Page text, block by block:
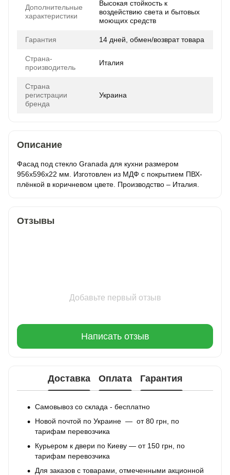
Дополнительные
характеристики
Высокая стойкость к
воздействию света и бытовых
моющих средств
Гарантия 14 дней, обмен/возврат товара
Страна-
производитель
Италия
Страна
регистрации
бренда
Украина
Описание
Фасад под стекло Granada для кухни размером
956х596х22 мм. Изготовлен из МДФ с покрытием ПВХ-
плёнкой в коричневом цвете. Производство – Италия.
Отзывы
Добавьте первый отзыв
Написать отзыв
Доставка Оплата Гарантия
Самовывоз со склада - бесплатно
Новой почтой по Украине — от 80 грн, по
тарифам перевозчика
Курьером к двери по Киеву — от 150 грн, по
тарифам перевозчика
Для заказов с товарами, отмеченными акционной